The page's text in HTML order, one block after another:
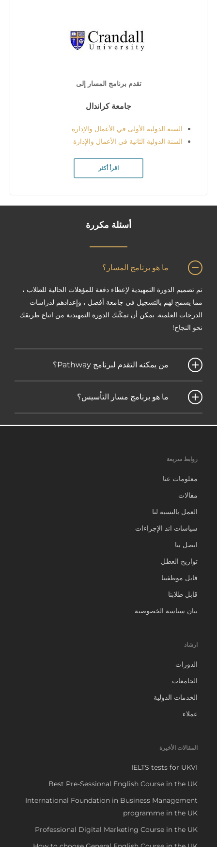
تقدم برنامج المسار إلى
جامعة كراندال
السنة الدولية الأولى في الأعمال والإدارة
السنة الدولية الثانية في الأعمال والإدارة
اقرأ أكثر
أسئلة مكررة
ما هو برنامج المسار؟
تم تصميم الدورة التمهيدية لإعطاء دفعة للمؤهلات الحالية للطلاب ،
مما يسمح لهم بالتسجيل في جامعة أفضل ، وإعدادهم لدراسات
الدرجات العلمية. يمكن أن تمكّنك الدورة التمهيدية من اتباع طريقك
نحو النجاح!
من يمكنه التقدم لبرنامج Pathway؟
ما هو برنامج مسار التأسيس؟
روابط سريعة
معلومات عنا
مقالات
العمل بالنسبة لنا
سياسات اند الإجراءات
اتصل بنا
تواريخ العطل
قابل موظفينا
قابل طلابنا
بيان سياسة الخصوصية
ارشاد
الدورات
الجامعات
الخدمات الدولية
عملاء
المقالات الأخيرة
IELTS tests for UKVI
Best Pre-Sessional English Course in the UK
International Foundation in Business Management
programme in the UK
Professional Digital Marketing Course in the UK